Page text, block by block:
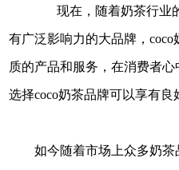
现在，随着奶茶行业
有广泛影响力的大品牌，
质的产品和服务，在消费者
选择coco奶茶品牌可以享有良
如今随着市场上众多奶茶